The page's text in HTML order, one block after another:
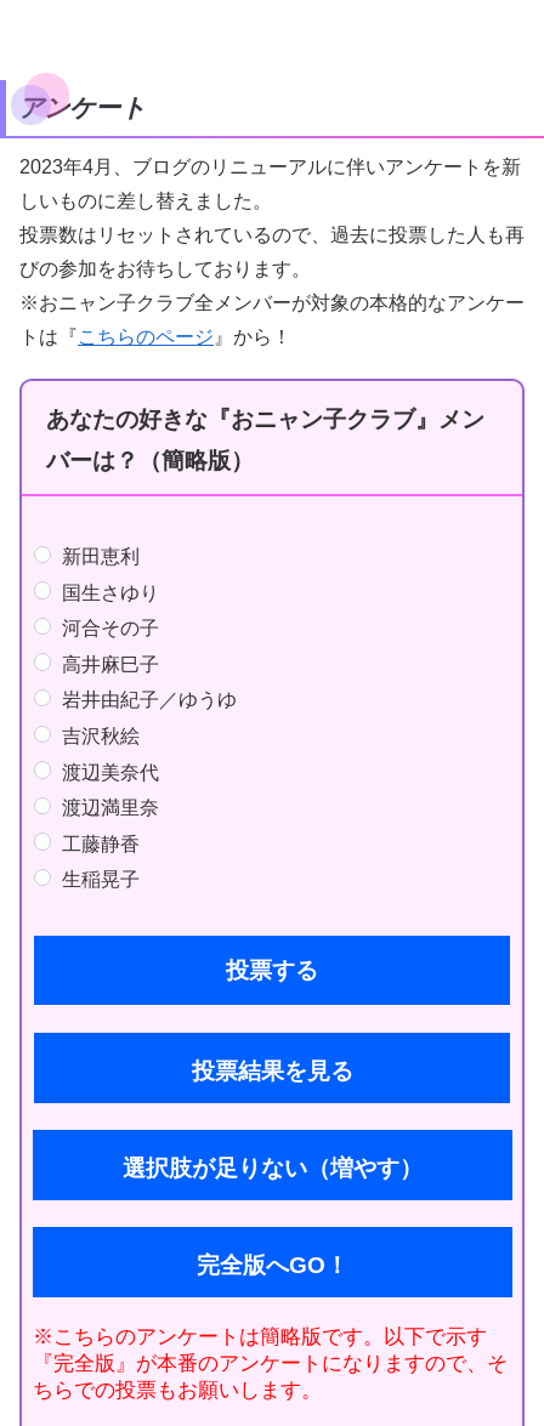
アンケート
2023年4月、ブログのリニューアルに伴いアンケートを新
しいものに差し替えました。
投票数はリセットされているので、過去に投票した人も再
びの参加をお待ちしております。
※おニャン子クラブ全メンバーが対象の本格的なアンケー
トは『こちらのページ 』から！
あなたの好きな『おニャン子クラブ』メン
バーは？（簡略版）
新田恵利
国生さゆり
河合その子
高井麻巳子
岩井由紀子／ゆうゆ
吉沢秋絵
渡辺美奈代
渡辺満里奈
工藤静香
生稲晃子
投票結果を見る
選択肢が足りない（増やす）
完全版へGO！
※こちらのアンケートは簡略版です。以下で示す
『完全版』が本番のアンケートになりますので、そ
ちらでの投票もお願いします。